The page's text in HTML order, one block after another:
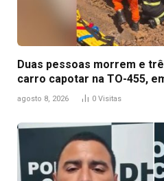
Duas pessoas morrem e
carro capotar na TO-455,
agosto 8, 2026 0 Visitas